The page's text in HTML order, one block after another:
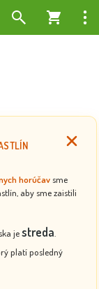
horúčav sme
aby sme zaistili
jestreda
platí posledný